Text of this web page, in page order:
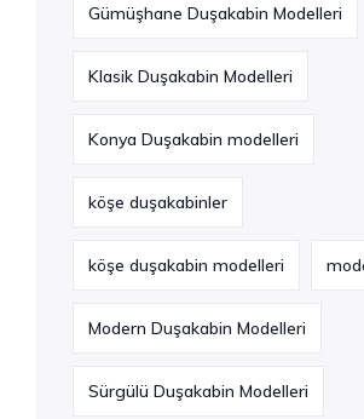
Gümüşhane Duşakabin Modelleri
Klasik Duşakabin Modelleri
Konya Duşakabin modelleri
köşe duşakabinler
köşe duşakabin modelleri
Modern Duşakabin Modelleri
Sürgülü Duşakabin Modelleri